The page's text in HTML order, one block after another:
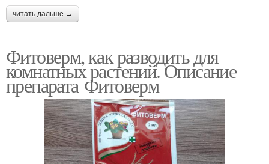
читать дальше →
Фитоверм, как разводить для
комнатных растений. Описание
препарата Фитоверм